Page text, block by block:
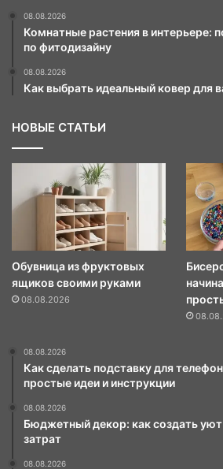
08.08.2026
Комнатные растения в интерьере:
по фитодизайну
08.08.2026
Как выбрать идеальный ковер для
НОВЫЕ СТАТЬИ
Обувница из фруктовых
ящиков своими руками
08.08.2026
08.08.2026
Как сделать подставку для
простые идеи и инструкции
08.08.2026
Бюджетный декор: как создать
затрат
08.08.2026